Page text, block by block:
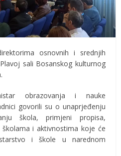
osnovnih i srednjih
sali Bosanskog kulturnog
obrazovanja i nauke
govorili su o unaprjeđenju
škola, primjeni propisa,
i aktivnostima koje će
i škole u narednom